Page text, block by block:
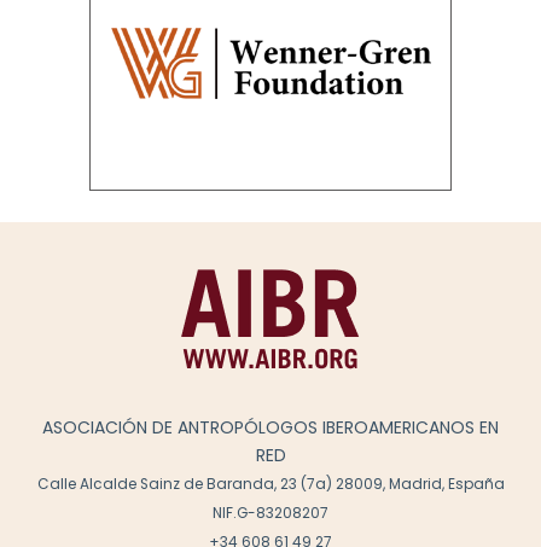
ASOCIACIÓN DE ANTROPÓLOGOS IBEROAMERICANOS EN
RED
Calle Alcalde Sainz de Baranda, 23 (7a) 28009, Madrid, España
NIF.G-83208207
+34 608 61 49 27